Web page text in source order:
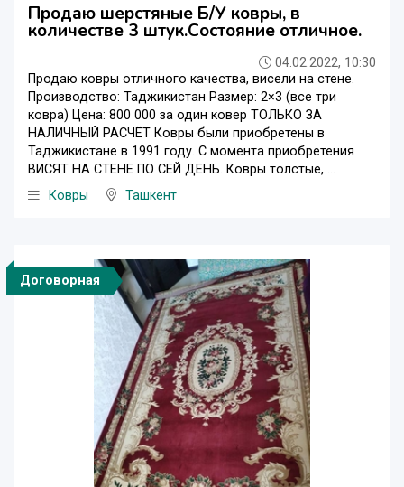
Продаю шерстяные Б/У ковры, в
количестве 3 штук.Состояние отличное.
04.02.2022, 10:30
Продаю ковры отличного качества, висели на стене.
Производство: Таджикистан Размер: 2×3 (все три
ковра) Цена: 800 000 за один ковер ТОЛЬКО ЗА
НАЛИЧНЫЙ РАСЧЁТ Ковры были приобретены в
Таджикистане в 1991 году. С момента приобретения
ВИСЯТ НА СТЕНЕ ПО СЕЙ ДЕНЬ. Ковры толстые, ...
Ковры
Ташкент
Договорная